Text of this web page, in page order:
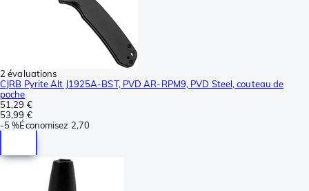
2 évaluations
CJRB Pyrite Alt J1925A-BST, PVD AR-RPM9, PVD Steel, couteau de
poche
51,29 €
53,99 €
-5 %Économisez 2,70